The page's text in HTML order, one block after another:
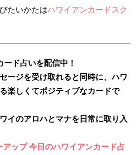
たいかたはハワイアンカードスク
ド占いを配信中！
ージを受け取れると同時に、ハワ
楽しくてポジティブなカードで
イのアロハとマナを日常に取り入
ップ 今日のハワイアンカード占